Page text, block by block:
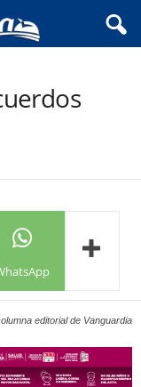
editorial de Vanguardia